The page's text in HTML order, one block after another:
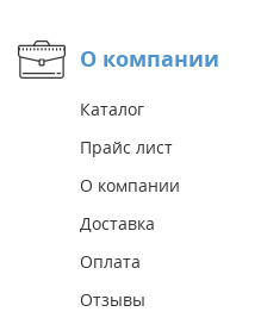
О компании
Каталог
Прайс лист
О компании
Доставка
Оплата
Отзывы